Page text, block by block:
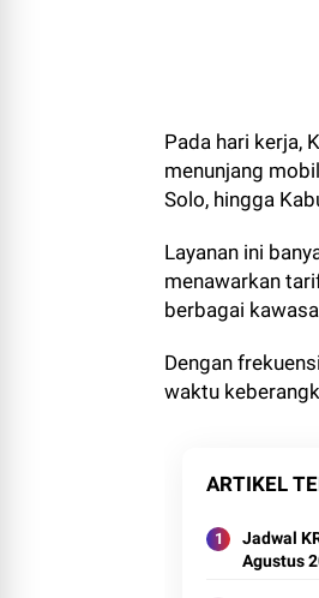
Pada hari kerja,
menunjang
Solo, hingga
Layanan ini
menawarkan
berbagai
Dengan
waktu
ARTIKEL
Jadwal
Agustus